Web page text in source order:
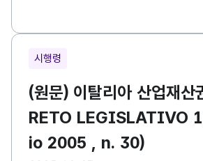
시행령
(원문) 이탈리아 산업재산
RETO LEGISLATIVO
io 2005 , n. 30)